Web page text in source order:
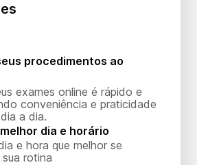
procedimentos ao
exames online é rápido e
conveniência e praticidade
a dia.
dia e horário
e hora que melhor se
rotina